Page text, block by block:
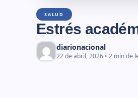
SALUD
Estrés
diarionacional
22 de abril, 2026 • 2 min de